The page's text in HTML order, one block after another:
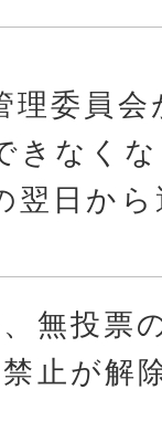
理委員
きなく
翌日か
無投票
止が解